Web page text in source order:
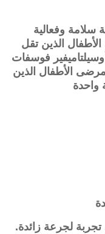
سلامة وفعالية
الذين تقل
فوسفات
مرضى الأطفال الذين
واحدة
لجرعة زائدة.